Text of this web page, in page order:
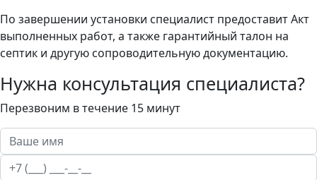
По завершении установки специалист предоставит Акт
выполненных работ, а также гарантийный талон на
септик и другую сопроводительную документацию.
Нужна консультация специалиста?
Перезвоним в течение 15 минут